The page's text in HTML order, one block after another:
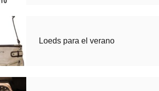
Loeds para el verano